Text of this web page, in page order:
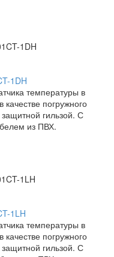
1DH
температуры в
погружного
гильзой. С
из ПВХ.
1LH
температуры в
погружного
гильзой. С